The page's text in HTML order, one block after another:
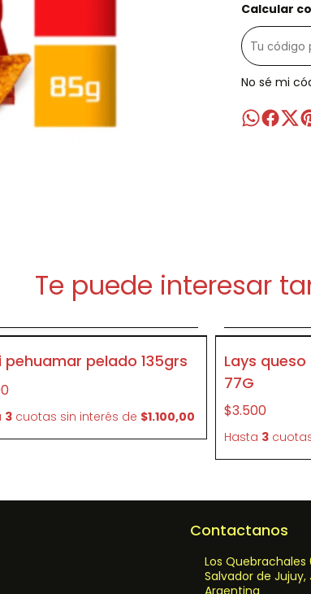
Calcular
No sé mi
Te puede interesar
pehuamar pelado 135grs
3 cuotas sin interés de $1.100,00
Lays
77G
$3.500
Hasta 3
Contactanos
Los Quebrachales
Salvador de Jujuy,
Argentina